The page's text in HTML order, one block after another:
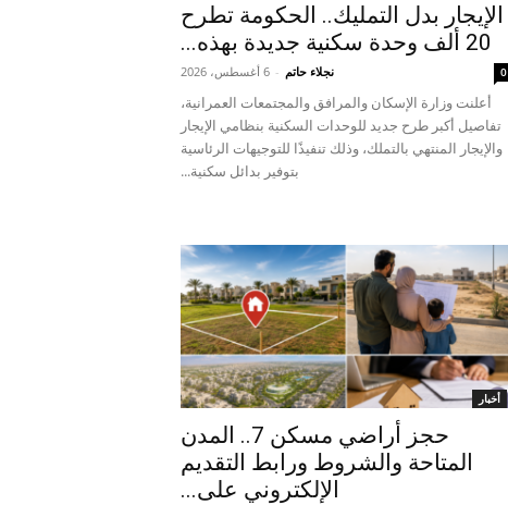
الإيجار بدل التمليك.. الحكومة تطرح
20 ألف وحدة سكنية جديدة بهذه...
نجلاء حاتم - 6 أغسطس، 2026 0
أعلنت وزارة الإسكان والمرافق والمجتمعات العمرانية،
تفاصيل أكبر طرح جديد للوحدات السكنية بنظامي الإيجار
والإيجار المنتهي بالتملك، وذلك تنفيذًا للتوجيهات الرئاسية
بتوفير بدائل سكنية...
أخبار
حجز أراضي مسكن 7.. المدن
المتاحة والشروط ورابط التقديم
الإلكتروني على...